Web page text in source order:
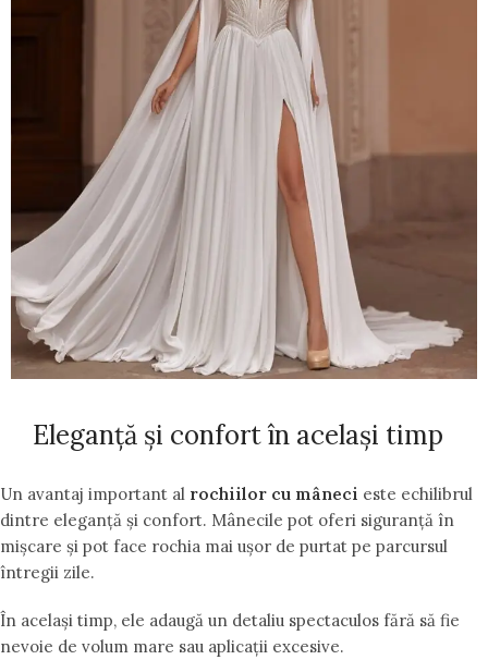
Eleganță și confort în același timp
Un avantaj important al rochiilor cu mâneci este echilibrul
dintre eleganță și confort. Mânecile pot oferi siguranță în
mișcare și pot face rochia mai ușor de purtat pe parcursul
întregii zile.
În același timp, ele adaugă un detaliu spectaculos fără să fie
nevoie de volum mare sau aplicații excesive.